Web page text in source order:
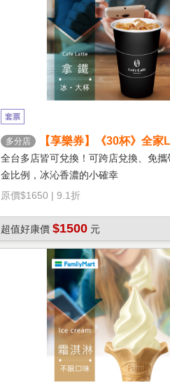
套票
多分店
【享樂券】《30杯》全
冰拿鐵(大杯)
全台多店皆可兌換！可跨店兌換、免攜
金比例，冰沁香濃的小確幸
原價$1650 | 9.1折
超值好康價 $1500 元